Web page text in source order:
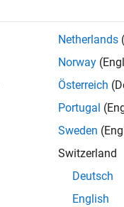
Netherlands
Norway
Österreich
Portugal
Sweden
Switzerland
Deutsch
English